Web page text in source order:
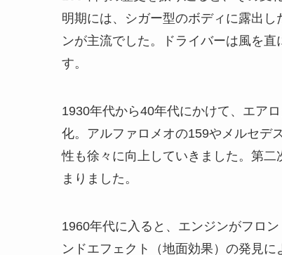
明期には、シガー型のボディに露出
ンが主流でした。ドライバーは風を
す。
1930年代から40年代にかけて、エア
化。アルファロメオの159やメルセデ
性も徐々に向上していきました。第
まりました。
1960年代に入ると、エンジンがフロ
ンドエフェクト（地面効果）の発見